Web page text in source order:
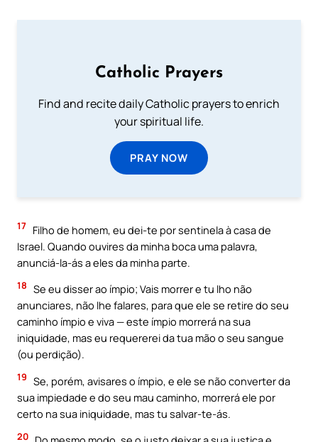
Catholic Prayers
Find and recite daily Catholic prayers to enrich
your spiritual life.
PRAY NOW
17 Filho de homem, eu dei-te por sentinela à casa de
Israel. Quando ouvires da minha boca uma palavra,
anunciá-la-ás a eles da minha parte.
18 Se eu disser ao ímpio; Vais morrer e tu lho não
anunciares, não lhe falares, para que ele se retire do seu
caminho ímpio e viva — este ímpio morrerá na sua
iniquidade, mas eu requererei da tua mão o seu sangue
(ou perdição).
19 Se, porém, avisares o ímpio, e ele se não converter da
sua impiedade e do seu mau caminho, morrerá ele por
certo na sua iniquidade, mas tu salvar-te-ás.
20